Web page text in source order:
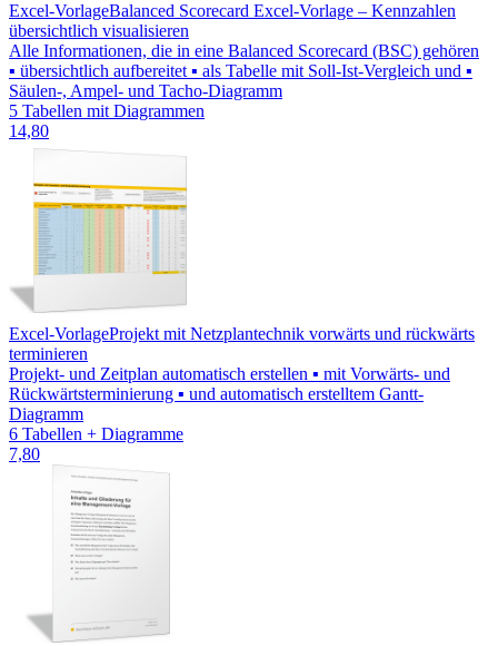
Excel-VorlageBalanced Scorecard Excel-Vorlage – Kennzahlen
übersichtlich visualisieren
Alle Informationen, die in eine Balanced Scorecard (BSC) gehören
▪ übersichtlich aufbereitet ▪ als Tabelle mit Soll-Ist-Vergleich und ▪
Säulen-, Ampel- und Tacho-Diagramm
5 Tabellen mit Diagrammen
14,80
Excel-VorlageProjekt mit Netzplantechnik vorwärts und rückwärts
terminieren
Projekt- und Zeitplan automatisch erstellen ▪ mit Vorwärts- und
Rückwärtsterminierung ▪ und automatisch erstelltem Gantt-
Diagramm
6 Tabellen + Diagramme
7,80